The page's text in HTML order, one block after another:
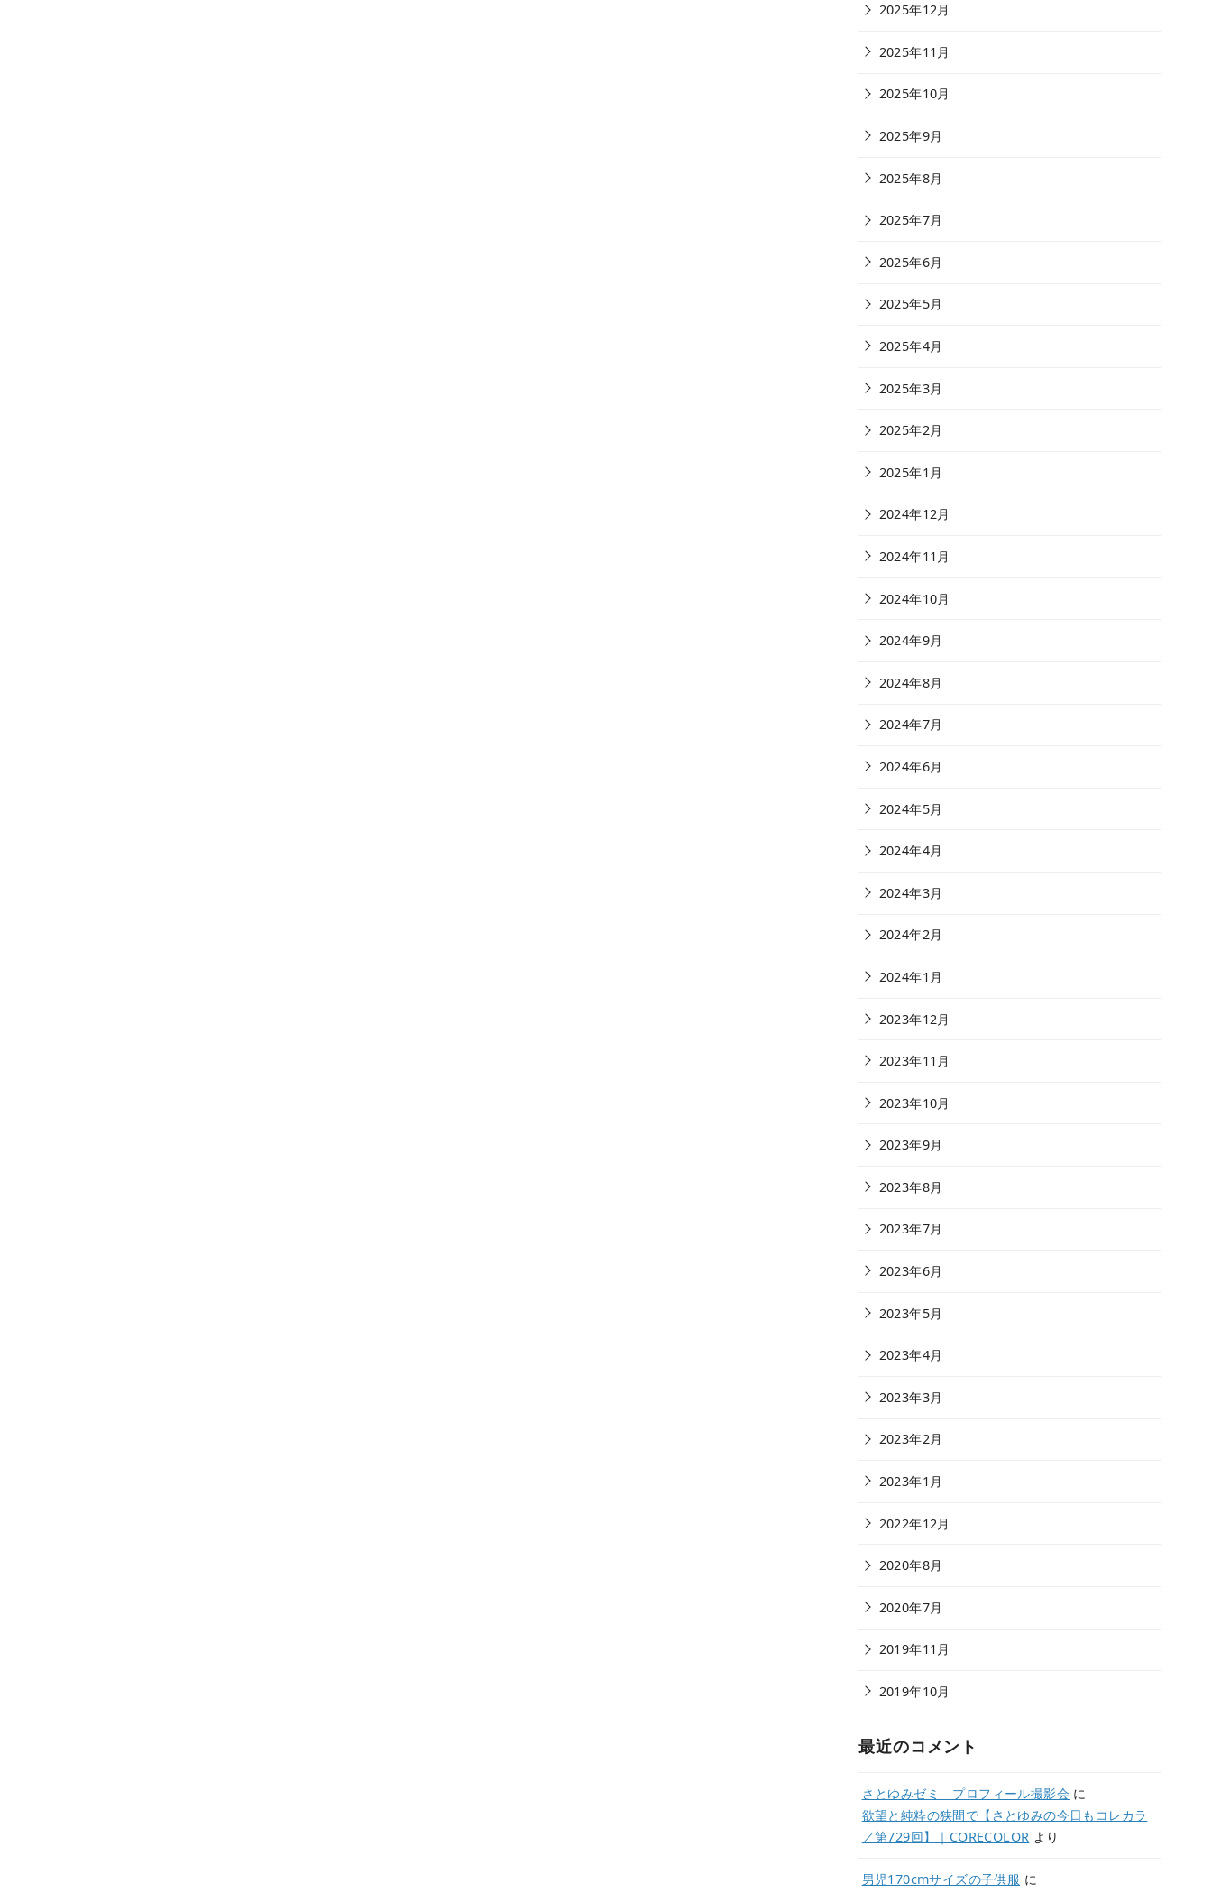
2025年12月
2025年11月
2025年10月
2025年9月
2025年8月
2025年7月
2025年6月
2025年5月
2025年4月
2025年3月
2025年2月
2025年1月
2024年12月
2024年11月
2024年10月
2024年9月
2024年8月
2024年7月
2024年6月
2024年5月
2024年4月
2024年3月
2024年2月
2024年1月
2023年12月
2023年11月
2023年10月
2023年9月
2023年8月
2023年7月
2023年6月
2023年5月
2023年4月
2023年3月
2023年2月
2023年1月
2022年12月
2020年8月
2020年7月
2019年11月
2019年10月
最近のコメント
さとゆみゼミ プロフィール撮影会 に
欲望と純粋の狭間で【さとゆみの今日もコレカラ
／第729回】｜CORECOLOR より
男児170cmサイズの子供服 に